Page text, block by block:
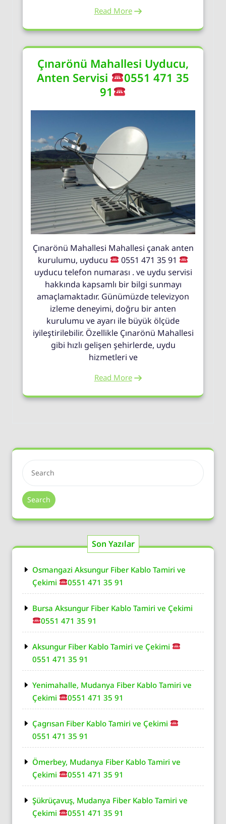
Read More
Çınarönü Mahallesi Uyducu,
Anten Servisi
0551 471 35
91
Çınarönü Mahallesi Mahallesi çanak anten
kurulumu, uyducu
0551 471 35 91
uyducu telefon numarası . ve uydu servisi
hakkında kapsamlı bir bilgi sunmayı
amaçlamaktadır. Günümüzde televizyon
izleme deneyimi, doğru bir anten
kurulumu ve ayarı ile büyük ölçüde
iyileştirilebilir. Özellikle Çınarönü Mahallesi
gibi hızlı gelişen şehirlerde, uydu
hizmetleri ve
Read More
Search
Son Yazılar
Osmangazi Aksungur Fiber Kablo Tamiri ve
Çekimi
0551 471 35 91
Bursa Aksungur Fiber Kablo Tamiri ve Çekimi
0551 471 35 91
Aksungur Fiber Kablo Tamiri ve Çekimi
0551 471 35 91
Yenimahalle, Mudanya Fiber Kablo Tamiri ve
Çekimi
0551 471 35 91
Çagrısan Fiber Kablo Tamiri ve Çekimi
0551 471 35 91
Ömerbey, Mudanya Fiber Kablo Tamiri ve
Çekimi
0551 471 35 91
Şükrüçavuş, Mudanya Fiber Kablo Tamiri ve
Çekimi
0551 471 35 91